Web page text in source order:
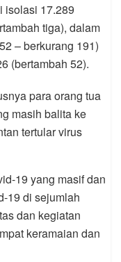
isolasi 17.289
tiga), dalam
– berkurang 191)
(bertambah 52).
para orang tua
masih balita ke
tertular virus
19 yang masif dan
19 di sejumlah
dan kegiatan
keramaian dan